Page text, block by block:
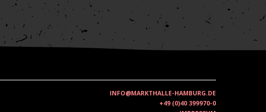
INFO@MARKTHALLE-HAMBURG.DE
+49 (0)40 399970-0